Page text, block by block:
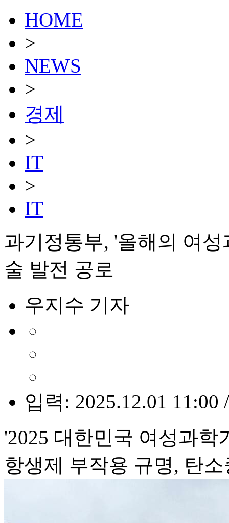
HOME
>
NEWS
>
경제
>
IT
>
IT
과기정통부, '올해의 여
술 발전 공로
우지수 기자
입력: 2025.12.01 11:00
'2025 대한민국 여성과학
항생제 부작용 규명, 탄